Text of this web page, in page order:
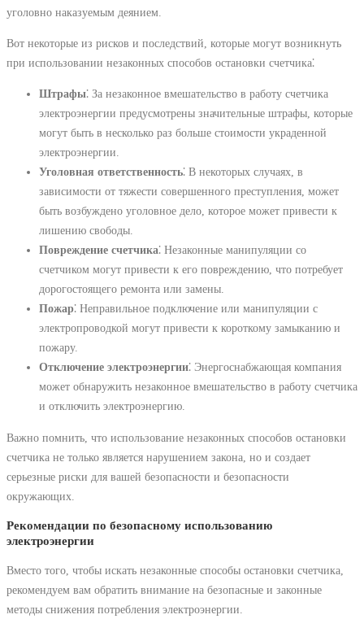
уголовно наказуемым деянием.
Вот некоторые из рисков и последствий, которые могут возникнуть
при использовании незаконных способов остановки счетчика⁚
Штрафы⁚ За незаконное вмешательство в работу счетчика
электроэнергии предусмотрены значительные штрафы, которые
могут быть в несколько раз больше стоимости украденной
электроэнергии.
Уголовная ответственность⁚ В некоторых случаях, в
зависимости от тяжести совершенного преступления, может
быть возбуждено уголовное дело, которое может привести к
лишению свободы.
Повреждение счетчика⁚ Незаконные манипуляции со
счетчиком могут привести к его повреждению, что потребует
дорогостоящего ремонта или замены.
Пожар⁚ Неправильное подключение или манипуляции с
электропроводкой могут привести к короткому замыканию и
пожару.
Отключение электроэнергии⁚ Энергоснабжающая компания
может обнаружить незаконное вмешательство в работу счетчика
и отключить электроэнергию.
Важно помнить, что использование незаконных способов остановки
счетчика не только является нарушением закона, но и создает
серьезные риски для вашей безопасности и безопасности
окружающих.
Рекомендации по безопасному использованию
электроэнергии
Вместо того, чтобы искать незаконные способы остановки счетчика,
рекомендуем вам обратить внимание на безопасные и законные
методы снижения потребления электроэнергии.